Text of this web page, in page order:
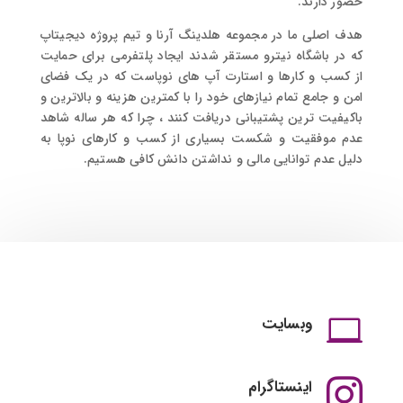
هدف اصلی ما در مجموعه هلدینگ آرنا و تیم پروژه دیجیتاپ
که در باشگاه نیترو مستقر شدند ایجاد پلتفرمی برای حمایت
از کسب و کارها و استارت آپ های نوپاست که در یک فضای
امن و جامع تمام نیازهای خود را با کمترین هزینه و بالاترین و
باکیفیت ترین پشتیبانی دریافت کنند ، چرا که هر ساله شاهد
عدم موفقیت و شکست بسیاری از کسب و کارهای نوپا به
دلیل عدم توانایی مالی و نداشتن دانش کافی هستیم.
 وبسایت
 اینستاگرام